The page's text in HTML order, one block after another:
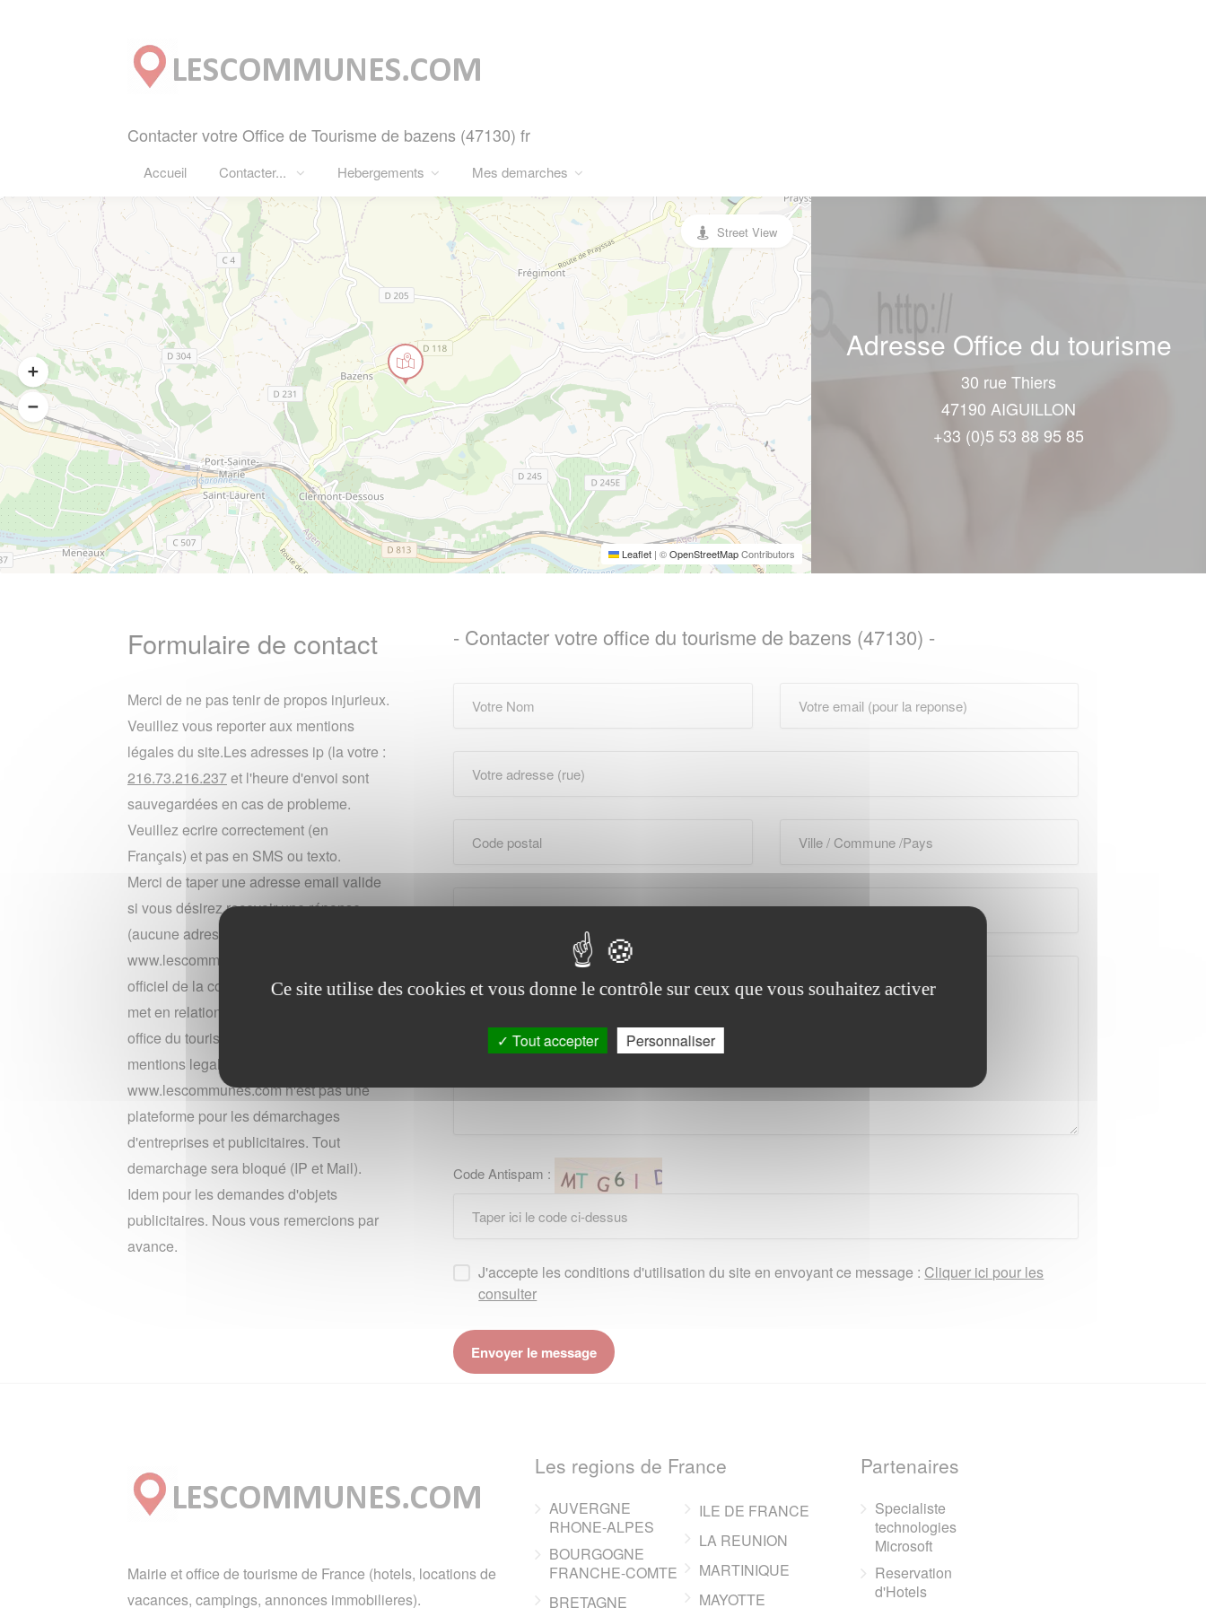
Contacter votre Office de Tourisme de bazens (47130) fr
Accueil Contacter... Hebergements Mes demarches
Leaflet | ©OpenStreetMapContributors
Street View
Adresse Office du tourisme
30 rue Thiers
47190 AIGUILLON
+33 (0)5 53 88 95 85
Formulaire de contact
Merci de ne pas tenir de propos injurieux.
Veuillez vous reporter aux mentions
légales du site.Les adresses ip (la votre :
216.73.216.237et l'heure d'envoi sont
sauvegardées en cas de probleme.
Veuillez ecrire correctement (en
Français) et pas en SMS ou texto.
Merci de taper une adresse email valide
si vous désirez recevoir une réponse
(aucune adresse n'est conservée).
www.lescommunes n'est pas le site
officiel de la commune bazens. Il vous
met en relation gratuitement avec leur
office du tourisme. Merci de lire les
mentions legales du site en bas de page.
www.lescommunes.com n'est pas une
plateforme pour les démarchages
d'entreprises et publicitaires. Tout
demarchage sera bloqué (IP et Mail).
Idem pour les demandes d'objets
publicitaires. Nous vous remercions par
avance.
- Contacter votre office du tourisme de bazens (47130) -
Code Antispam :
J'accepte les conditions d'utilisation du site en envoyant ce message : Cliquer ici pour les
consulter
Mairie et office de tourisme de France (hotels, locations de
vacances, campings, annonces immobilieres).
Les regions de France
AUVERGNE
RHONE-ALPES
BOURGOGNE
FRANCHE-COMTE
BRETAGNE
ILE DE FRANCE
LA REUNION
MARTINIQUE
MAYOTTE
Partenaires
Specialiste
technologies
Microsoft
Reservation
d'Hotels
Ce site utilise des cookies et vous donne le contrôle sur ceux que vous souhaitez activer
Tout accepter Personnaliser